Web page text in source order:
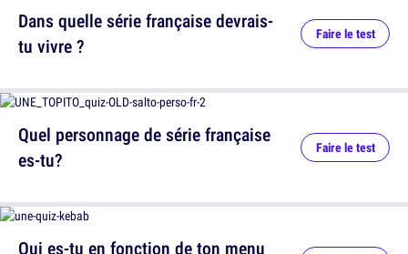
Dans quelle série française devrais-
tu vivre ?
Faire le test
Qui es-tu en fonction de ton menu
Quel personnage de série française
es-tu?
Faire le test